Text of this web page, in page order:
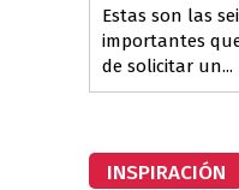
Estas son las
importantes
de solicitar un...
INSPIRACIÓN